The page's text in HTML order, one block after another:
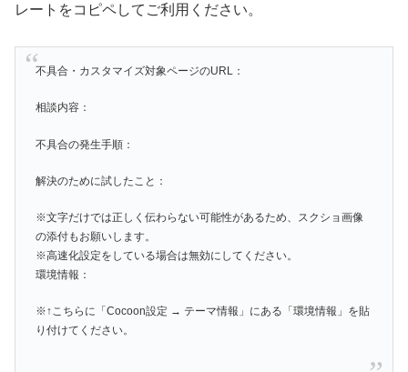
レートをコピペしてご利用ください。
不具合・カスタマイズ対象ページのURL：
相談内容：
不具合の発生手順：
解決のために試したこと：
※文字だけでは正しく伝わらない可能性があるため、スクショ画像
の添付もお願いします。
※高速化設定をしている場合は無効にしてください。
環境情報：
※↑こちらに「Cocoon設定 → テーマ情報」にある「環境情報」を貼
り付けてください。